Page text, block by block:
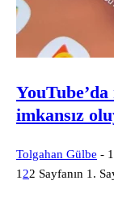
imkansız
Tolgahan Gülbe -
122 Sayfanın 1.